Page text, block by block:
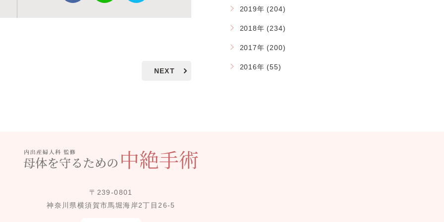
NEXT
2019年 (204)
2018年 (234)
2017年 (200)
2016年 (55)
〒239-0801
神奈川県横須賀市馬堀海岸2丁目26-5